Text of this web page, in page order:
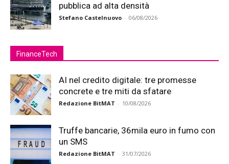
pubblica ad alta densità
Stefano Castelnuovo - 06/08/2026
FinanceTech
AI nel credito digitale: tre promesse
concrete e tre miti da sfatare
Redazione BitMAT - 10/08/2026
Truffe bancarie, 36mila euro in fumo con
un SMS
Redazione BitMAT - 31/07/2026